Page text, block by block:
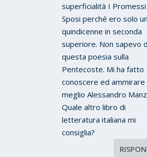
superficialità I Promessi
Sposi perché ero solo un
quindicenne in seconda
superiore. Non sapevo
questa poesia sulla
Pentecoste. Mi ha fatto
conoscere ed ammirare
meglio Alessandro
Quale altro libro di
letteratura italiana mi
consiglia?